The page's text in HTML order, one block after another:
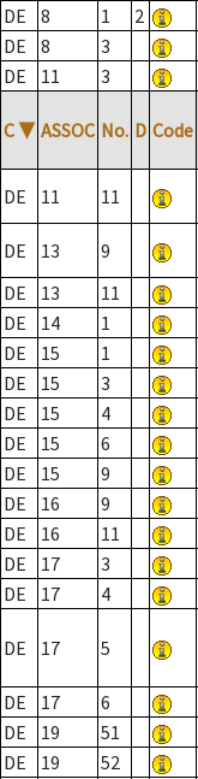
DE
8 1 2
DE
8 3
DE
11 3
C ▼ ASSOC No. D Code
DE 11 11
DE 13 9
DE
13 11
DE
14 1
DE
15 1
DE
15 3
DE
15 4
DE
15 6
DE
15 9
DE
16 9
DE
16 11
DE
17 3
DE
17 4
DE 17 5
DE 17 6
DE
19 51
DE
19 52